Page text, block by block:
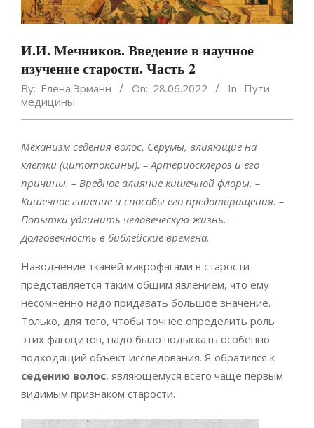
И.И. Мечников. Введение в научное
изучение старости. Часть 2
By: Елена Эрманн On: 28.06.2022 In: Пути
медицины
Механизм седения волос. Серумы, влияющие на
клетки (цитотоксины). – Артериосклероз и его
причины. – Вредное влияние кишечной флоры. –
Кишечное гниение и способы его предотвращения. –
Попытки удлинить человеческую жизнь. –
Долговечность в библейские времена.
Наводнение тканей макрофагами в старости
представляется таким общим явлением, что ему
несомненно надо придавать большое значение.
Только, для того, чтобы точнее определить роль
этих фагоцитов, надо было подыскать особенно
подходящий объект исследования. Я обратился к
седению волос, являющемуся всего чаще первым
видимым признаком старости.